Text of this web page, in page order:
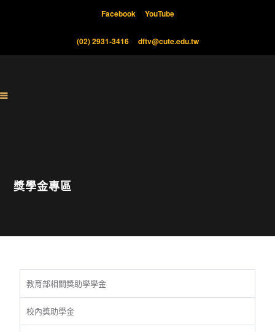
Facebook YouTube
(02) 2931-3416 dftv@cute.edu.tw
獎學金專區
教育部相關獎助學學金
校內獎助學金